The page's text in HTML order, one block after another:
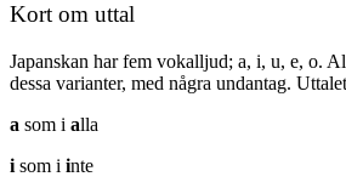
Kort om uttal
Japanskan har fem vokalljud; a, i, u, e, o.
dessa varianter, med några undantag.
a som i alla
i som i inte